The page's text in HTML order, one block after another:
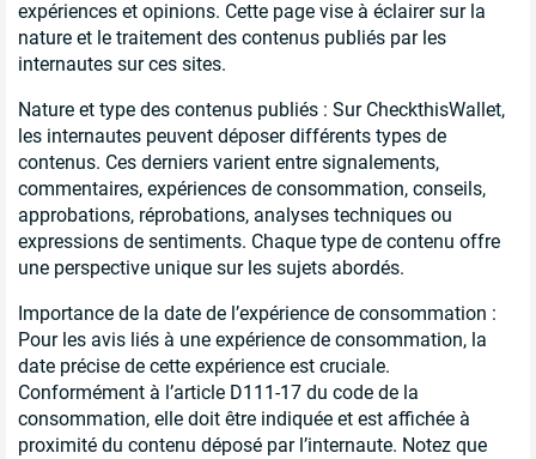
expériences et opinions. Cette page vise à éclairer sur la
nature et le traitement des contenus publiés par les
internautes sur ces sites.
Nature et type des contenus publiés : Sur CheckthisWallet,
les internautes peuvent déposer différents types de
contenus. Ces derniers varient entre signalements,
commentaires, expériences de consommation, conseils,
approbations, réprobations, analyses techniques ou
expressions de sentiments. Chaque type de contenu offre
une perspective unique sur les sujets abordés.
Importance de la date de l’expérience de consommation :
Pour les avis liés à une expérience de consommation, la
date précise de cette expérience est cruciale.
Conformément à l’article D111-17 du code de la
consommation, elle doit être indiquée et est affichée à
proximité du contenu déposé par l’internaute. Notez que